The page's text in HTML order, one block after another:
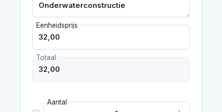
Eenheidsprijs
Totaal
Aantal